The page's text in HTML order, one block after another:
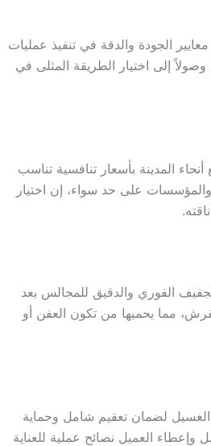
الجودة والدقة في تنفيذ عمليات
إلى اختيار الطريقة المثلى في
المدينة بأسعار تنافسية تناسب
والمؤسسات على حد سواء، إن اختيار
الفوري والدقيق للمجالس بعد
مما يحميها من تكون العفن أو
لضمان تعقيم شامل وحماية
وإعطاء العميل نصائح عملية للعناية